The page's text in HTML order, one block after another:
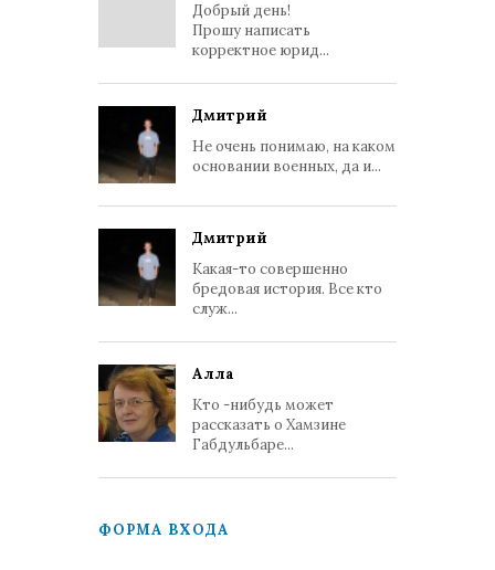
Добрый день!
Прошу написать
корректное юрид...
Дмитрий
Не очень понимаю, на каком
основании военных, да и...
Дмитрий
Какая-то совершенно
бредовая история. Все кто
служ...
Алла
Кто -нибудь может
рассказать о Хамзине
Габдульбаре...
ФОРМА ВХОДА